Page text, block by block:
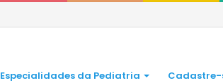
Especialidades da Pediatria Cadastre-